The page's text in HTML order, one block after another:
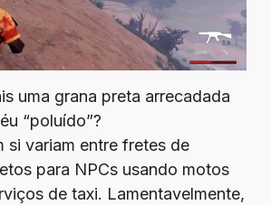
uma grana preta arrecadada
“poluído”?
si variam entre fretes de
para NPCs usando motos
de taxi. Lamentavelmente,